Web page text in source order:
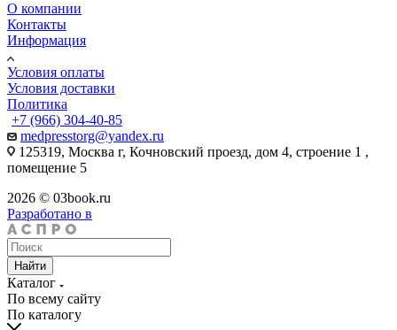
О компании
Контакты
Информация
Условия оплаты
Условия доставки
Политика
+7 (966) 304-40-85
medpresstorg@yandex.ru
125319, Москва г, Кочновский проезд, дом 4, строение 1 ,
помещение 5
2026 © 03book.ru
Разработано в
Найти
Каталог
По всему сайту
По каталогу